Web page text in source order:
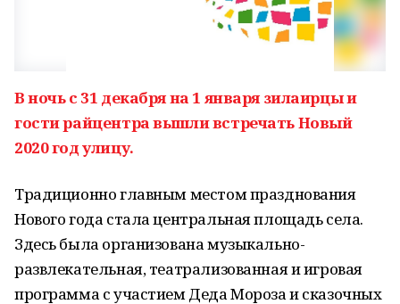
В ночь с 31 декабря на 1 января зилаирцы и
гости райцентра вышли встречать Новый
2020 год улицу.
Традиционно главным местом празднования
Нового года стала центральная площадь села.
Здесь была организована музыкально-
развлекательная, театрализованная и игровая
программа с участием Деда Мороза и сказочных